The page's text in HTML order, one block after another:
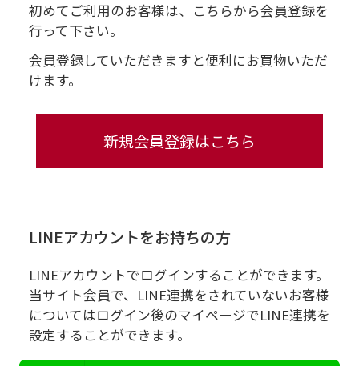
初めてご利用のお客様は、こちらから会員登録を
行って下さい。
会員登録していただきますと便利にお買物いただ
けます。
LINEアカウントをお持ちの方
LINEアカウントでログインすることができます。
当サイト会員で、LINE連携をされていないお客様
についてはログイン後のマイページでLINE連携を
設定することができます。